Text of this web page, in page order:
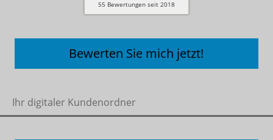
55 Bewertungen seit 2018
Bewerten Sie mich jetzt!
Ihr digitaler Kundenordner